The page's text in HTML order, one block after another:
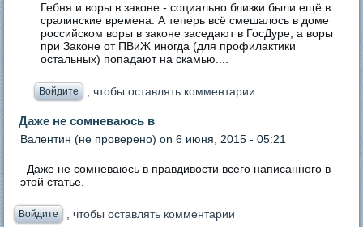
Гебня и воры в законе - социально близки были ещё в
сралинские времена. А теперь всё смешалось в доме
российском воры в законе заседают в ГосДуре, а воры
при Законе от ПВиЖ иногда (для профилактики
остальных) попадают на скамью....
Войдите , чтобы оставлять комментарии
Даже не сомневаюсь в
Валентин (не проверено) on 6 июня, 2015 - 05:21
Даже не сомневаюсь в правдивости всего написанного в
этой статье.
Войдите , чтобы оставлять комментарии